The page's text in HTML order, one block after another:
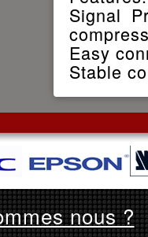
Signal
Easy
Stable
nous ?